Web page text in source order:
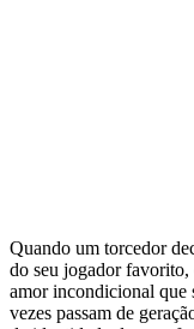
Quando um torcedor
do seu jogador favorito,
amor incondicional que
vezes passam de